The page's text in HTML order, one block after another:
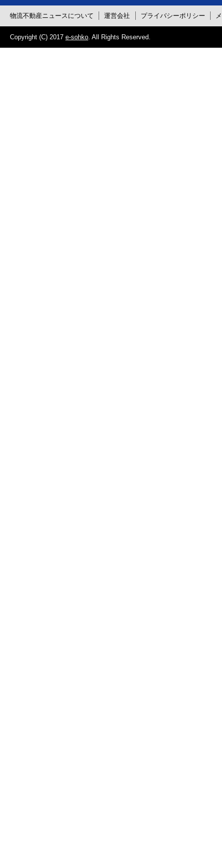
物流不動産ニュースについて 運営会社 プライバシーポリシー
Copyright (C) 2017 e-sohko. All Rights Reserved.